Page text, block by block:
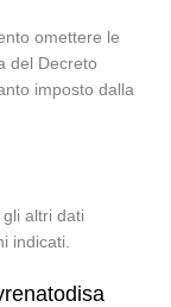
omettere le
del Decreto
imposto dalla
altri dati
indicati.